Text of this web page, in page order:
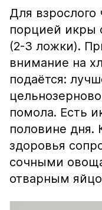
Для взрослого
порцией икры
(2-3 ложки).
внимание на
подаётся:
помола. Есть
половине дня.
здоровья
сочными
отварным